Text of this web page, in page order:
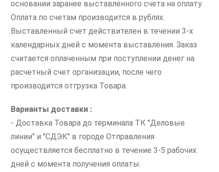
основании заранее выставленного счета на оплату.
Оплата по счетам производится в рублях.
Выставленный счет действителен в течении 3-х
календарных дней с момента выставления. Заказ
считается оплаченным при поступлении денег на
расчетный счет организации, после чего
производится отгрузка Товара.
Варианты доставки :
- Доставка Товара до терминала ТК "Деловые
линии" и "СДЭК" в городе Отправления
осуществляется бесплатно в течение 3-5 рабочих
дней с момента получения оплаты.